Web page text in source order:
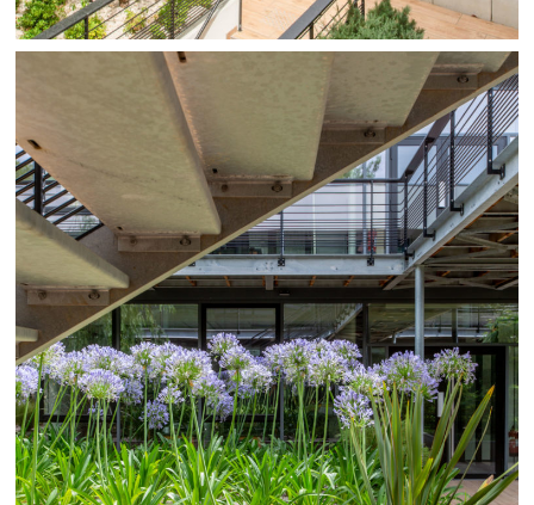
2878 ROUTE DE MALPASSET 83600
FREJUS
9 CHEMIN DES COUGOULINS 06600
ANTIBES
09 50 99 52 54